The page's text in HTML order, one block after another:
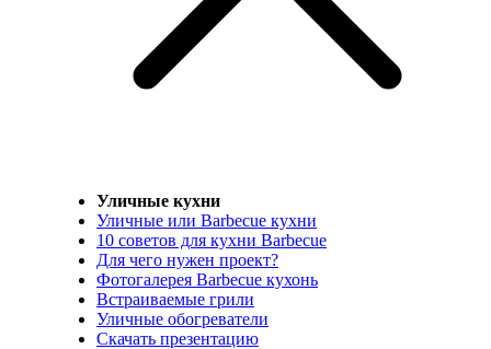
Уличные кухни
Уличные или Barbecue кухни
10 советов для кухни Barbecue
Для чего нужен проект?
Фотогалерея Barbecue кухонь
Встраиваемые грили
Уличные обогреватели
Скачать презентацию